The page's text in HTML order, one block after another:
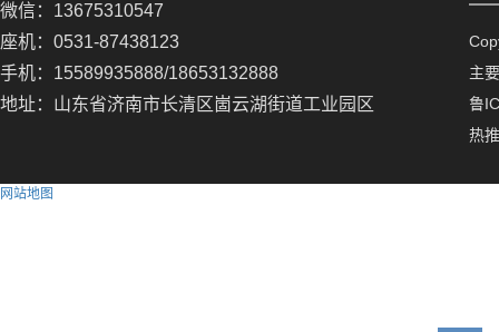
微信：13675310547
座机：0531-87438123
手机：15589935888/18653132888
地址：山东省济南市长清区崮云湖街道工业园区
主
鲁
热
网站地图